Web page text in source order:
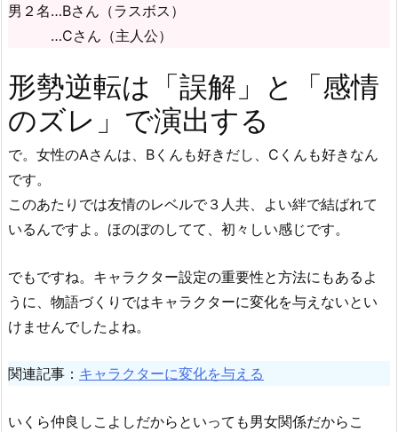
男２名…Bさん（ラスボス）
…Cさん（主人公）
形勢逆転は「誤解」と「感情
のズレ」で演出する
で。女性のAさんは、Bくんも好きだし、Cくんも好きなん
です。
このあたりでは友情のレベルで３人共、よい絆で結ばれて
いるんですよ。ほのぼのしてて、初々しい感じです。
でもですね。キャラクター設定の重要性と方法にもあるよ
うに、物語づくりではキャラクターに変化を与えないとい
けませんでしたよね。
関連記事： キャラクターに変化を与える
いくら仲良しこよしだからといっても男女関係だからこ